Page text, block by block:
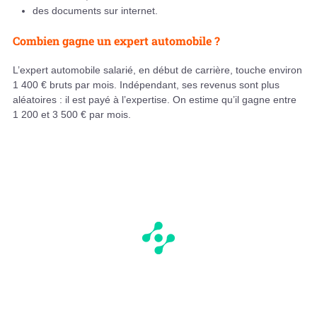
des documents sur internet.
Combien gagne un expert automobile ?
L’expert automobile salarié, en début de carrière, touche environ
1 400 € bruts par mois. Indépendant, ses revenus sont plus
aléatoires : il est payé à l’expertise. On estime qu’il gagne entre
1 200 et 3 500 € par mois.